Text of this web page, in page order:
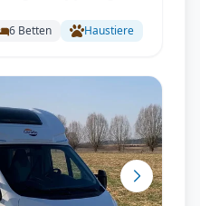
uvm.
6 Betten Haustiere